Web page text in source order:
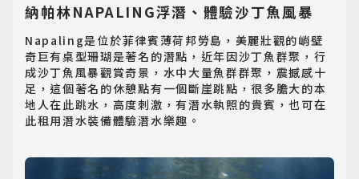
納帕林NAPALING浮潛、體驗沙丁魚風暴
Napaling是位於菲律賓薄荷邦勞島，美麗壯觀的峭壁
奇巨有桌型珊瑚是著名的潛點，近年因沙丁魚群聚，行
成沙丁魚風暴觀賞奇景，水中大量魚群群聚，震撼感十
足，這個著名的休憩點有一個斷崖跳點，很多膽大的本
地人在此跳水，高度刺激，有潛水執照的貴賓，也可在
此租用潛水裝備體驗潛水樂趣。